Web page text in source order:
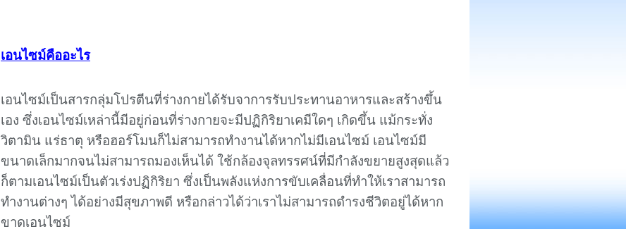
เอนไซม์คืออะไร
เอนไซม์เป็นสารกลุ่มโปรตีนที่ร่างกายได้รับจาการรับประทานอาหารและสร้างขึ้น
เอง ซึ่งเอนไซม์เหล่านี้มีอยู่ก่อนที่ร่างกายจะมีปฏิกิริยาเคมีใดๆ เกิดขึ้น แม้กระทั่ง
วิตามิน แร่ธาตุ หรือฮอร์โมนก็ไม่สามารถทำงานได้หากไม่มีเอนไซม์ เอนไซม์มี
ขนาดเล็กมากจนไม่สามารถมองเห็นได้ ใช้กล้องจุลทรรศน์ที่มีกำลังขยายสูงสุดแล้ว
ก็ตามเอนไซม์เป็นตัวเร่งปฏิกิริยา ซึ่งเป็นพลังแห่งการขับเคลื่อนที่ทำให้เราสามารถ
ทำงานต่างๆ ได้อย่างมีสุขภาพดี หรือกล่าวได้ว่าเราไม่สามารถดำรงชีวิตอยู่ได้หาก
ขาดเอนไซม์